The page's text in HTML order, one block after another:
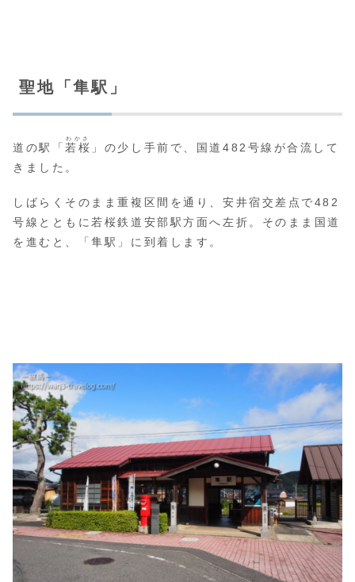
聖地「隼駅」
道の駅「若桜
わかさ
」の少し手前で、国道482号線が合流して
きました。
しばらくそのまま重複区間を通り、安井宿交差点で482
号線とともに若桜鉄道安部駅方面へ左折。そのまま国道
を進むと、「隼駅」に到着します。